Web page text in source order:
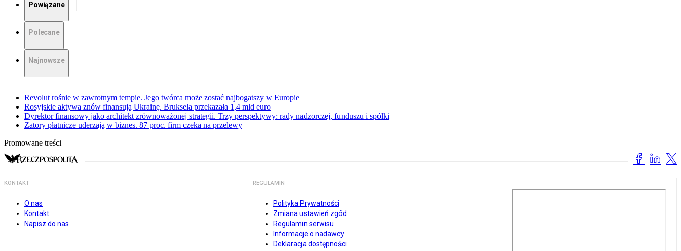
Powiązane
Polecane
Najnowsze
Revolut rośnie w zawrotnym tempie. Jego twórca może zostać najbogatszy w Europie
Rosyjskie aktywa znów finansują Ukrainę. Bruksela przekazała 1,4 mld euro
Dyrektor finansowy jako architekt zrównoważonej strategii. Trzy perspektywy: rady nadzorczej, funduszu i spółki
Zatory płatnicze uderzają w biznes. 87 proc. firm czeka na przelewy
Promowane treści
KONTAKT
O nas
Kontakt
Napisz do nas
REGULAMIN
Polityka Prywatności
Zmiana ustawień zgód
Regulamin serwisu
Informacje o nadawcy
Deklaracja dostępności